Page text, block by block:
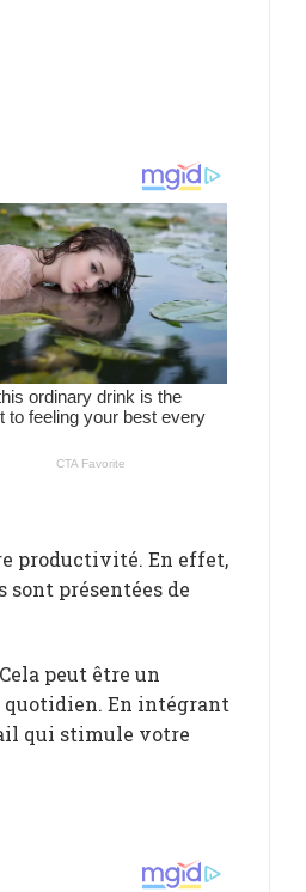
productivité. En effet,
présentées de
peut être un
quotidien. En intégrant
qui stimule votre